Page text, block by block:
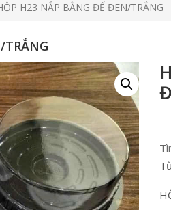
H23 NẮP BẰNG ĐẾ ĐEN/TRẮNG
TRẮNG